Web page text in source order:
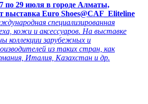
по 29 июля в городе Алматы,
выставка Euro Shoes@CAF_Eliteline
специализированная
кожи и аксессуаров. На выставке
коллекции зарубежных и
из таких стран, как
Италия, Казахстан и др.